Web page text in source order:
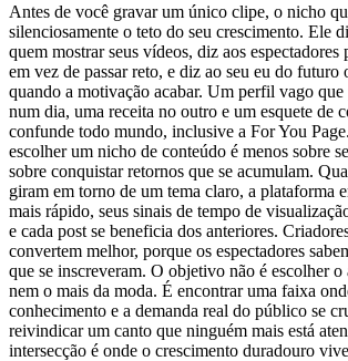
Antes de você gravar um único clipe, o nicho
silenciosamente o teto do seu crescimento. Ele
quem mostrar seus vídeos, diz aos
em vez de passar reto, e diz ao seu eu do futuro
quando a motivação acabar. Um perfil vago
num dia, uma receita no outro e um esquete de
confunde todo mundo, inclusive a For You
escolher um nicho de conteúdo é menos sobre
sobre conquistar retornos que se acumulam.
giram em torno de um tema claro, a plataforma
mais rápido, seus sinais de tempo de
e cada post se beneficia dos anteriores.
convertem melhor, porque os espectadores
que se inscreveram. O objetivo não é escolher o
nem o mais da moda. É encontrar uma faixa
conhecimento e a demanda real do público se
reivindicar um canto que ninguém mais está
intersecção é onde o crescimento duradouro